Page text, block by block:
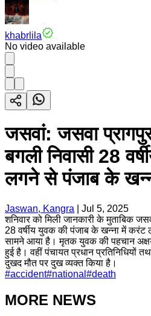
khabrlila
No video available
जसवां: जसवा
बगली निवासी 28
लगने से पंजाब के
Jaswan, Kangra
Jul 5, 2025
शनिवार को मिली जानकारी के मुताबिक
28 वर्षीय युवक की पंजाब के खन्ना में करंट
सामने आया है। मृतक युवक की पहचान
हुई है। वहीं पंचायत प्रधान प्रतिनिधियों
दुखद मौत पर दुख व्यक्त किया है।
#accident#national #death
MORE NEWS